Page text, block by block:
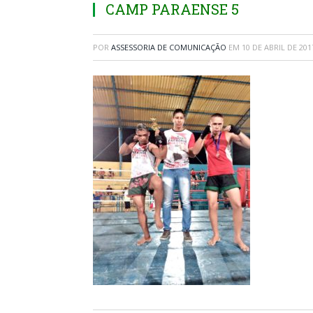
CAMP PARAENSE 5
POR ASSESSORIA DE COMUNICAÇÃO EM 10 DE ABRIL DE